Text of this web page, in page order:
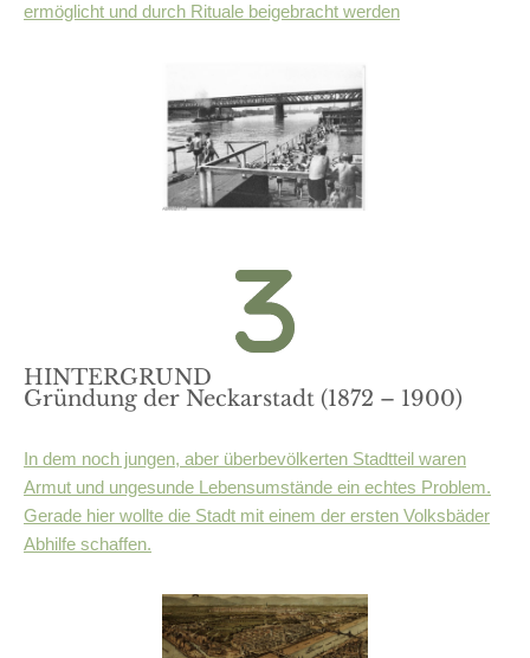
ermöglicht und durch Rituale beigebracht werden
HINTERGRUND
Gründung der Neckarstadt (1872 – 1900)
In dem noch jungen, aber überbevölkerten Stadtteil waren
Armut und ungesunde Lebensumstände ein echtes Problem.
Gerade hier wollte die Stadt mit einem der ersten Volksbäder
Abhilfe schaffen.